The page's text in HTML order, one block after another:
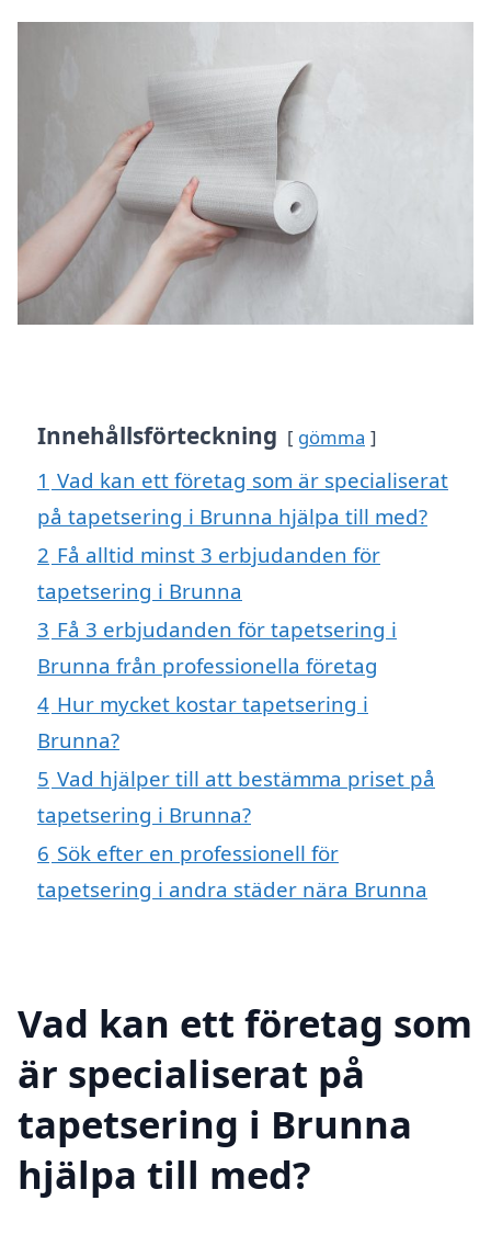
Innehållsförteckning gömma
1 Vad kan ett företag som är specialiserat
på tapetsering i Brunna hjälpa till med?
2 Få alltid minst 3 erbjudanden för
tapetsering i Brunna
3 Få 3 erbjudanden för tapetsering i
Brunna från professionella företag
4 Hur mycket kostar tapetsering i
Brunna?
5 Vad hjälper till att bestämma priset på
tapetsering i Brunna?
6 Sök efter en professionell för
tapetsering i andra städer nära Brunna
Vad kan ett företag som
är specialiserat på
tapetsering i Brunna
hjälpa till med?